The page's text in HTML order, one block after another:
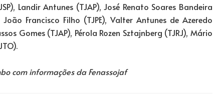
Landir Antunes (TJAP), José Renato Soares Bandeira
Francisco Filho (TJPE), Valter Antunes de Azeredo
Gomes (TJAP), Pérola Rozen Sztajnberg (TJRJ), Mário
com informações da Fenassojaf